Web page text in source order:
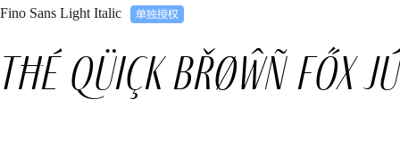
Fino Sans Light Italic
Tħé qüiçk břøŵñ főx